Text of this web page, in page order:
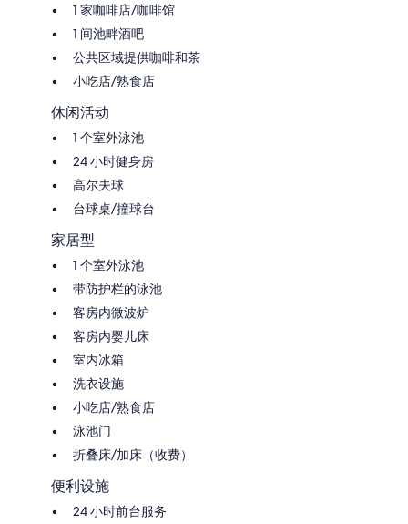
1 家咖啡店/咖啡馆
1 间池畔酒吧
公共区域提供咖啡和茶
小吃店/熟食店
休闲活动
1 个室外泳池
24 小时健身房
高尔夫球
台球桌/撞球台
家居型
1 个室外泳池
带防护栏的泳池
客房内微波炉
客房内婴儿床
室内冰箱
洗衣设施
小吃店/熟食店
泳池门
折叠床/加床（收费）
便利设施
24 小时前台服务